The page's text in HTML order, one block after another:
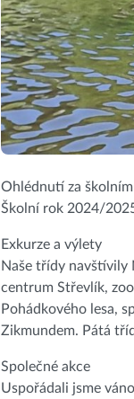
Ohlédnutí za
Školní rok 2024/
Exkurze a výlety
Naše třídy navštívily
centrum Střevlík,
Pohádkového lesa,
Zikmundem. Pátá
Společné akce
Uspořádali jsme